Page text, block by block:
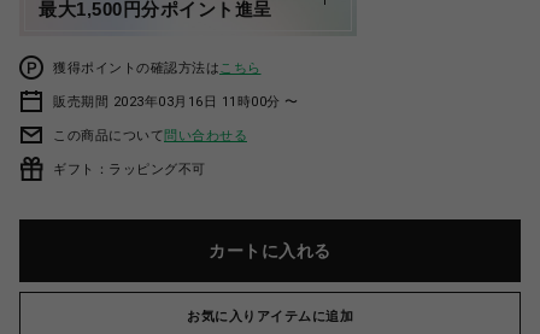
最大1,500円分ポイント進呈
獲得ポイントの確認方法は こちら
販売期間 2023年03月16日 11時00分 〜
この商品について問い合わせる
ギフト：ラッピング不可
カートに入れる
お気に入りアイテムに追加